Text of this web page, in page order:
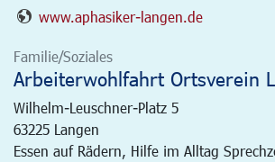
www.aphasiker-langen.de
Familie/Soziales
Arbeiterwohlfahrt Ortsverein
Wilhelm-Leuschner-Platz 5
63225 Langen
Essen auf Rädern, Hilfe im Alltag